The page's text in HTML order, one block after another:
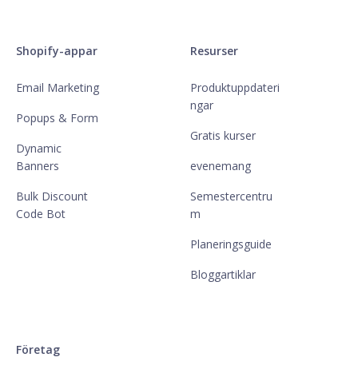
Shopify-appar
Email Marketing
Popups & Form
Dynamic
Banners
Bulk Discount
Code Bot
Resurser
Produktuppdateri
ngar
Gratis kurser
evenemang
Semestercentru
m
Planeringsguide
Bloggartiklar
Företag